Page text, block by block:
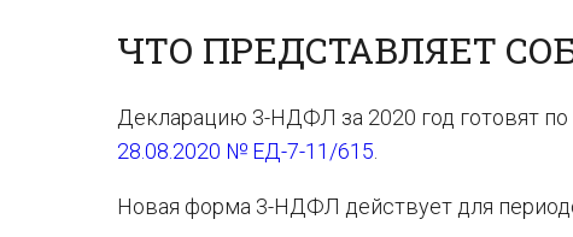
ЧТО ПРЕДСТАВЛЯЕТ
Декларацию 3-НДФЛ за 2020 год готовят
28.08.2020 № ЕД-7-11/615
Новая форма 3-НДФЛ действует для